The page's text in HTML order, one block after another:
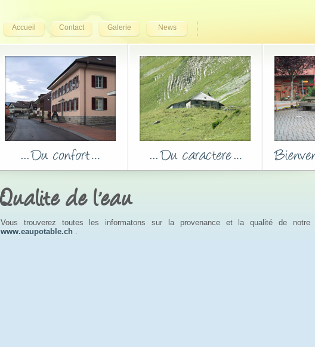
Accueil Contact Galerie News
Qualite de l'eau
Vous trouverez toutes les informatons sur la provenance et la qualité de notre
www.eaupotable.ch .